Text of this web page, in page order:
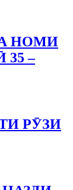
НОМИ
–
РӮЗИ